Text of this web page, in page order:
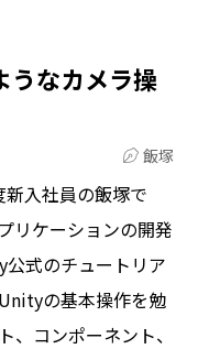
なカメラ操
飯塚
入社員の飯塚で
リケーションの開発
式のチュートリア
の基本操作を勉
、コンポーネント、